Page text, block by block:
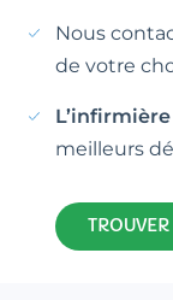
Nous
de votre
meilleurs